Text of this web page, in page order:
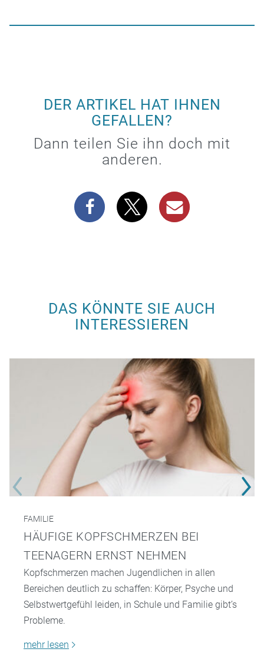
DER ARTIKEL HAT IHNEN
GEFALLEN?
Dann teilen Sie ihn doch mit
anderen.
DAS KÖNNTE SIE AUCH
INTERESSIEREN
FAMILIE
HÄUFIGE KOPFSCHMERZEN BEI
TEENAGERN ERNST NEHMEN
Kopfschmerzen machen Jugendlichen in allen
Bereichen deutlich zu schaffen: Körper, Psyche und
Selbstwertgefühl leiden, in Schule und Familie gibt’s
Probleme.
mehr lesen